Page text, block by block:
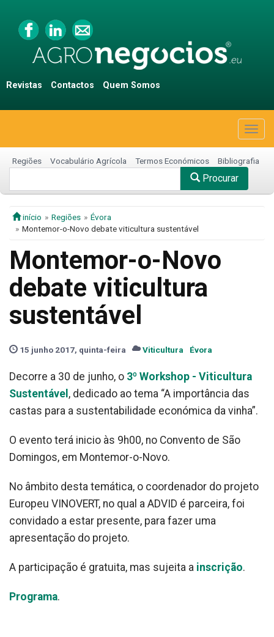
Revistas Contactos Quem Somos
Regiões Vocabulário Agrícola Termos Económicos Bibliografia
Procurar
início Regiões
Évora
Montemor-o-Novo debate viticultura sustentável
Montemor-o-Novo
debate viticultura
sustentável
15 junho 2017, quinta-feira Viticultura Évora
Decorre a 30 de junho, o 3º Workshop - Viticultura
Sustentável , dedicado ao tema “A importância das
castas para a sustentabilidade económica da vinha”.
O evento terá inicio às 9h00, no Convento de São
Domingos, em Montemor-o-Novo.
No âmbito desta temática, o coordenador do projeto
Europeu VINOVERT, no qual a ADVID é parceira, foi
convidado a estar presente, para fazer uma
apresentação do projeto.
A participação é gratuita, mas sujeita a inscrição.
Programa.